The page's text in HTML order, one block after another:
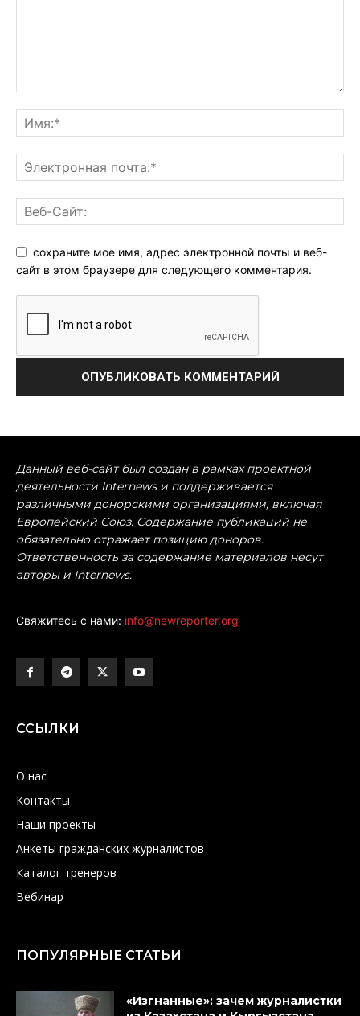
сохраните мое имя, адрес электронной почты и веб-
сайт в этом браузере для следующего комментария.
Данный веб-сайт был создан в рамках проектной
деятельности Internews и поддерживается
различными донорскими организациями, включая
Европейский Союз. Содержание публикаций не
обязательно отражает позицию доноров.
Ответственность за содержание материалов несут
авторы и Internews.
Свяжитесь с нами: info@newreporter.org
ССЫЛКИ
О нас
Контакты
Наши проекты
Анкеты гражданских журналистов
Каталог тренеров
Вебинар
ПОПУЛЯРНЫЕ СТАТЬИ
«Изгнанные»: зачем журналистки